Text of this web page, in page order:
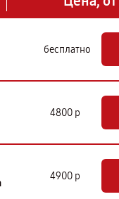
бесплатно
4800 р
4900 р